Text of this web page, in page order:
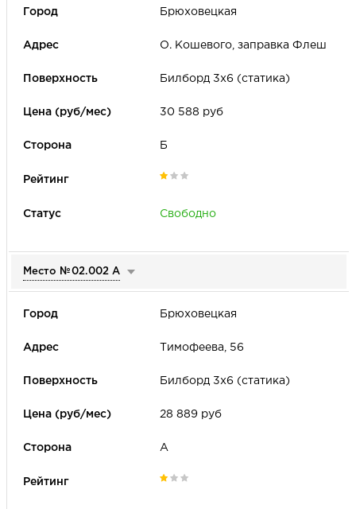
Брюховецкая
О. Кошевого, заправка Флеш
Билборд 3х6 (статика)
30 588 руб
Б
Свободно
Место №02.002 А
Брюховецкая
Тимофеева, 56
Билборд 3х6 (статика)
28 889 руб
А